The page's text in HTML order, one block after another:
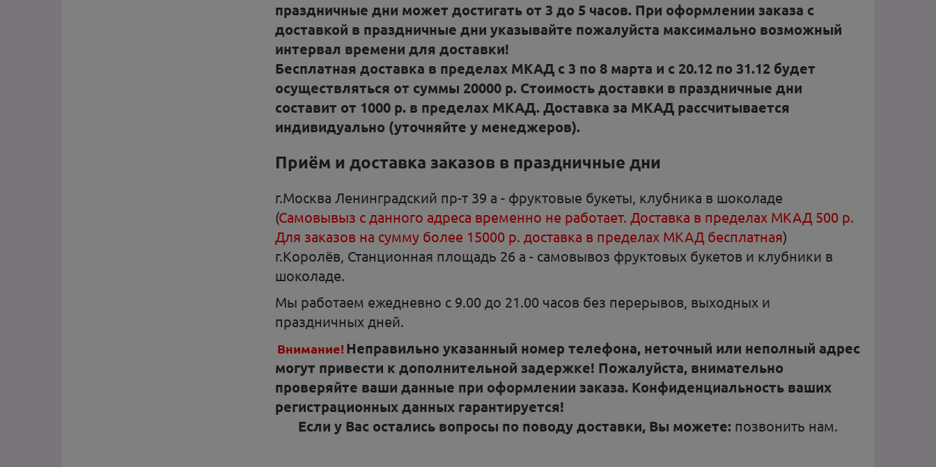
праздничные дни может достигать от 3 до 5 часов. При оформлении заказа с
доставкой в праздничные дни указывайте пожалуйста максимально возможный
интервал времени для доставки!
Бесплатная доставка в пределах МКАД с 3 по 8 марта и с 20.12 по 31.12 будет
осуществляться от суммы 20000 р. Стоимость доставки в праздничные дни
составит от 1000 р. в пределах МКАД. Доставка за МКАД рассчитывается
индивидуально (уточняйте у менеджеров).
Приём и доставка заказов в праздничные дни
г.Москва Ленинградский пр-т 39 а - фруктовые букеты, клубника в шоколаде
(Самовывыз с данного адреса временно не работает. Доставка в пределах МКАД 500 р.
Для заказов на сумму более 15000 р. доставка в пределах МКАД бесплатная)
г.Королёв, Станционная площадь 26 а - самовывоз фруктовых букетов и клубники в
шоколаде.
Мы работаем ежедневно с 9.00 до 21.00 часов без перерывов, выходных и
праздничных дней.
Внимание! Неправильно указанный номер телефона, неточный или неполный адрес
могут привести к дополнительной задержке! Пожалуйста, внимательно
проверяйте ваши данные при оформлении заказа. Конфиденциальность ваших
регистрационных данных гарантируется!
Если у Вас остались вопросы по поводу доставки, Вы можете: позвонить нам.